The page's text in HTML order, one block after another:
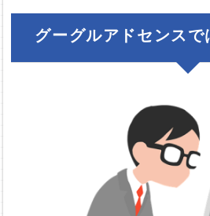
グーグルアドセンスで